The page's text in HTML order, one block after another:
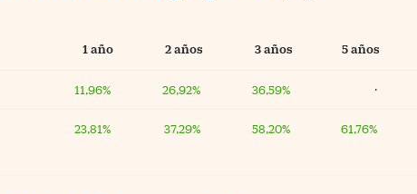
1 año 2 años 3 años 5 años
11,96% 26,92% 36,59% ·
23,81% 37,29% 58,20% 61,76%